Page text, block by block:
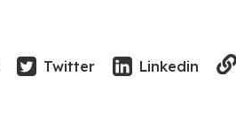
Twitter Linkedin